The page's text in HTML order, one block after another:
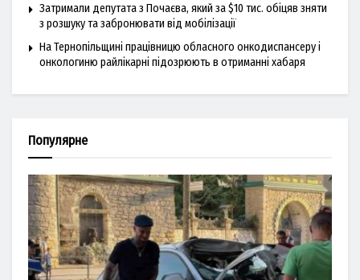
Затримали депутата з Почаєва, який за $10 тис. обіцяв зняти
з розшуку та забронювати від мобілізації
На Тернопільщині працівницю обласного онкодиспансеру і
онкологиню райлікарні підозрюють в отриманні хабаря
Популярне